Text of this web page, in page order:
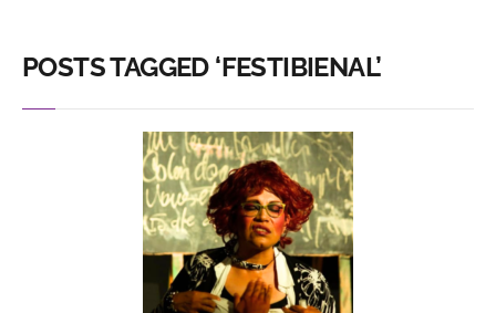
POSTS TAGGED ‘FESTIBIENAL’